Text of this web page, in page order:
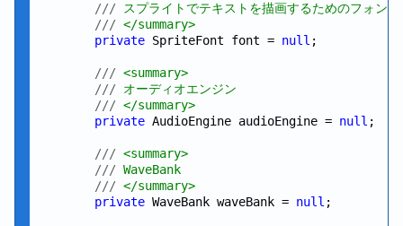
/// スプライトでテキストを描画するためのフォント
/// </summary>
private SpriteFont font = null ;
/// <summary>
/// オーディオエンジン
/// </summary>
private AudioEngine audioEngine = null ;
/// <summary>
/// WaveBank
/// </summary>
private WaveBank waveBank = null ;